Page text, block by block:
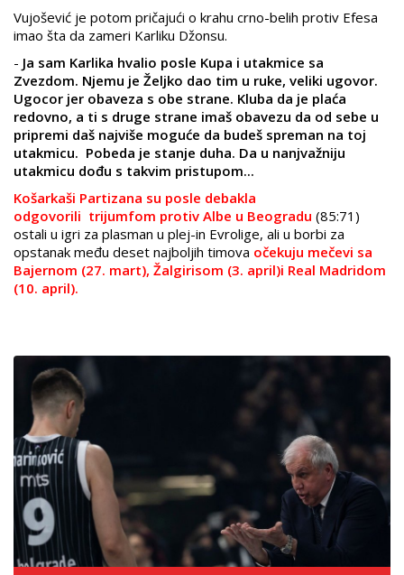
Vujošević je potom pričajući o krahu crno-belih protiv Efesa
imao šta da zameri Karliku Džonsu.
- Ja sam Karlika hvalio posle Kupa i utakmice sa
Zvezdom. Njemu je Željko dao tim u ruke, veliki ugovor.
Ugocor jer obaveza s obe strane. Kluba da je plaća
redovno, a ti s druge strane imaš obavezu da od sebe u
pripremi daš najviše moguće da budeš spreman na toj
utakmicu. Pobeda je stanje duha. Da u nanjvažniju
utakmicu dođu s takvim pristupom...
Košarkaši Partizana su posle debakla
odgovorili trijumfom protiv Albe u Beogradu (85:71)
ostali u igri za plasman u plej-in Evrolige, ali u borbi za
opstanak među deset najboljih timova očekuju mečevi sa
Bajernom (27. mart), Žalgirisom (3. april)i Real Madridom
(10. april).